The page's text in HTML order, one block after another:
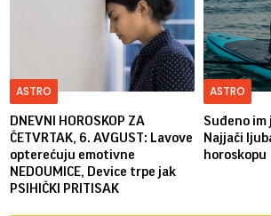
ASTRO
DNEVNI HOROSKOP ZA
ČETVRTAK, 6. AVGUST: Lavove
opterećuju emotivne
NEDOUMICE, Device trpe jak
PSIHIČKI PRITISAK
ASTRO
Suđeno im
Najjači
horoskopu